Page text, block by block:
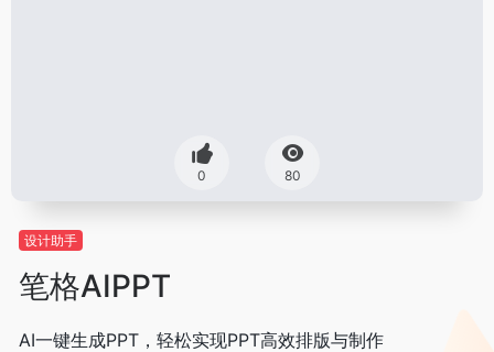
0 80
设计助手
笔格AIPPT
AI一键生成PPT，轻松实现PPT高效排版与制作